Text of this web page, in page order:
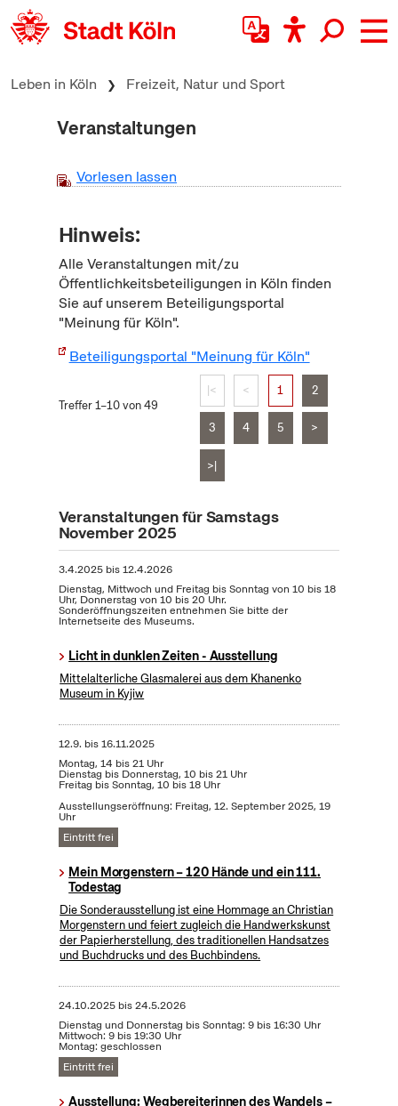
zum Inhalt springen
Leben in Köln Freizeit, Natur und Sport
Veranstaltungen
Vorlesen lassen
Hinweis:
Alle Veranstaltungen mit/zu
Öffentlichkeitsbeteiligungen in Köln finden
Sie auf unserem Beteiligungsportal
"Meinung für Köln".
Beteiligungsportal "Meinung für Köln"
Treffer 1–10 von 49
|< < 1 2
3 4 5 >
>|
Veranstaltungen für Samstags
November 2025
3.4.2025bis12.4.2026
Dienstag, Mittwoch und Freitag bis Sonntag von 10 bis 18
Uhr, Donnerstag von 10 bis 20 Uhr.
Sonderöffnungszeiten entnehmen Sie bitte der
Internetseite des Museums.
Licht in dunklen Zeiten - Ausstellung
Mittelalterliche Glasmalerei aus dem Khanenko
Museum in Kyjiw
12.9. bis16.11.2025
Montag, 14 bis 21 Uhr
Dienstag bis Donnerstag, 10 bis 21 Uhr
Freitag bis Sonntag, 10 bis 18 Uhr
Ausstellungseröffnung: Freitag, 12. September 2025, 19
Uhr
Eintritt frei
Mein Morgenstern – 120 Hände und ein 111.
Todestag
Die Sonderausstellung ist eine Hommage an Christian
Morgenstern und feiert zugleich die Handwerkskunst
der Papierherstellung, des traditionellen Handsatzes
und Buchdrucks und des Buchbindens.
24.10.2025bis24.5.2026
Dienstag und Donnerstag bis Sonntag: 9 bis 16:30 Uhr
Mittwoch: 9 bis 19:30 Uhr
Montag: geschlossen
Eintritt frei
Ausstellung: Wegbereiterinnen des Wandels –